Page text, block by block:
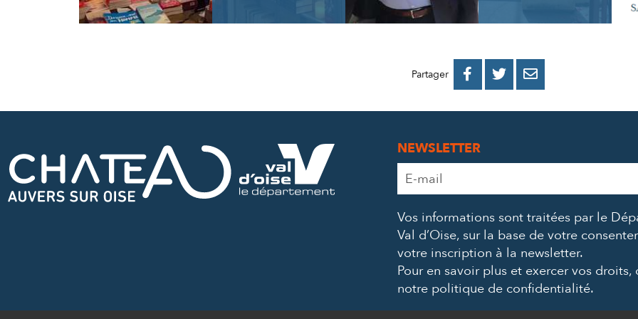
Partager 
PARTAGER
PARTAGER
PARTAGER
NEWSLETTER
Adresse
e-
*
Vos informations sont traitées par le
Val d’Oise, sur la base de votre
votre inscription à la newsletter.
Pour en savoir plus et exercer vos droits,
notre politique de confidentialité.